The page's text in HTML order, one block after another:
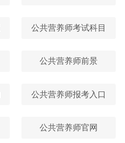
公共营养师考试科目
公共营养师前景
公共营养师报考入口
公共营养师官网